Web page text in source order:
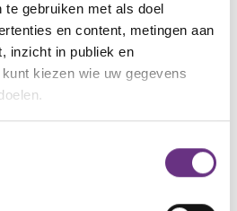
te gebruiken met als doel
en content, metingen aan
inzicht in publiek en
kiezen wie uw gegevens
over uw geografische
door het actief te
cao LC Glass begint
LC Glass loopt af op 31